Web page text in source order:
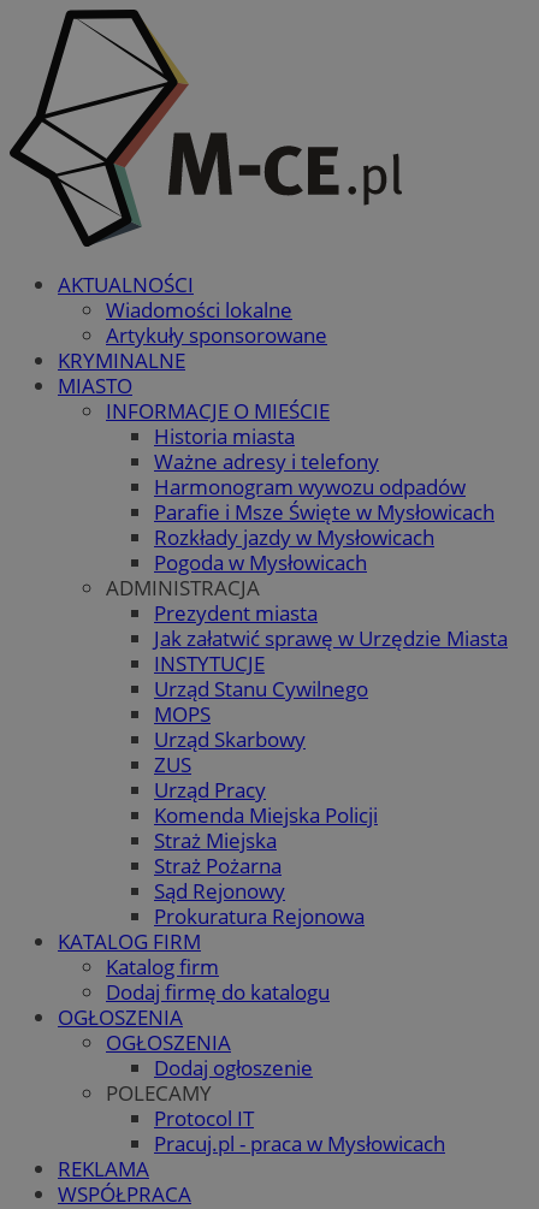
AKTUALNOŚCI
Wiadomości lokalne
Artykuły sponsorowane
KRYMINALNE
MIASTO
INFORMACJE O MIEŚCIE
Historia miasta
Ważne adresy i telefony
Harmonogram wywozu odpadów
Parafie i Msze Święte w Mysłowicach
Rozkłady jazdy w Mysłowicach
Pogoda w Mysłowicach
ADMINISTRACJA
Prezydent miasta
Jak załatwić sprawę w Urzędzie Miasta
INSTYTUCJE
Urząd Stanu Cywilnego
MOPS
Urząd Skarbowy
ZUS
Urząd Pracy
Komenda Miejska Policji
Straż Miejska
Straż Pożarna
Sąd Rejonowy
Prokuratura Rejonowa
KATALOG FIRM
Katalog firm
Dodaj firmę do katalogu
OGŁOSZENIA
OGŁOSZENIA
Dodaj ogłoszenie
POLECAMY
Protocol IT
Pracuj.pl - praca w Mysłowicach
REKLAMA
WSPÓŁPRACA